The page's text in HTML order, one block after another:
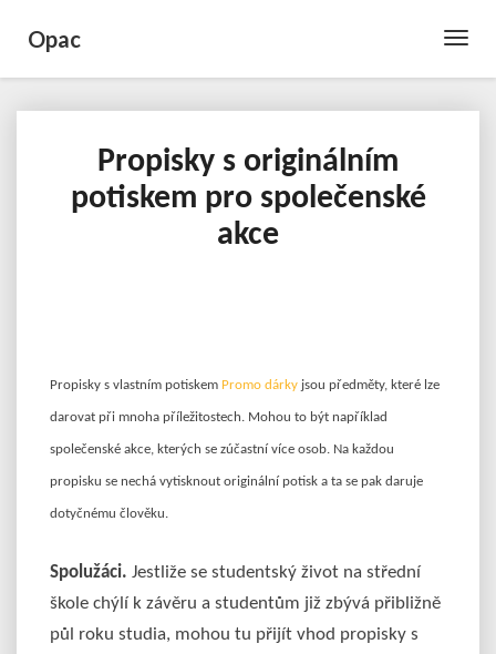
Toggle
Opac
Propisky
originálním
potiskem
Propisky s originálním
potiskem pro společenské
akce
Propisky s vlastním potiskem Promo dárky jsou předměty, které lze
darovat při mnoha příležitostech. Mohou to být například
společenské akce, kterých se zúčastní více osob. Na každou
propisku se nechá vytisknout originální potisk a ta se pak daruje
dotyčnému člověku.
Spolužáci. Jestliže se studentský život na střední
škole chýlí k závěru a studentům již zbývá přibližně
půl roku studia, mohou tu přijít vhod propisky s